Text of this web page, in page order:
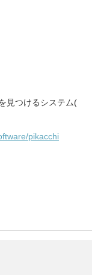
見つけるシステム(
pikacchi